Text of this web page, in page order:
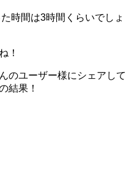
時間は3時間くらいでしょ
！
のユーザー様にシェアして
結果！